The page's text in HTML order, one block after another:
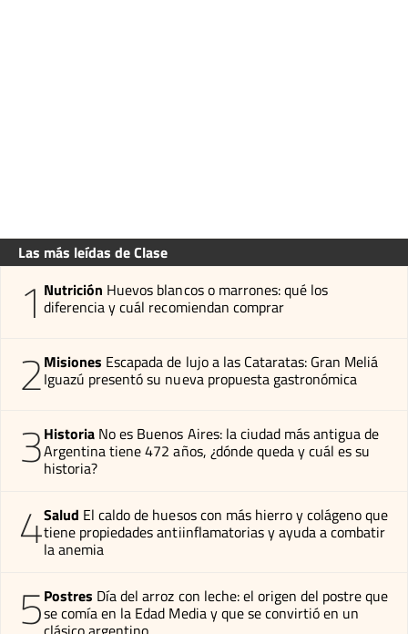
Las más leídas de Clase
1 Nutrición Huevos blancos o marrones: qué los
diferencia y cuál recomiendan comprar
2Misiones Escapada de lujo a las Cataratas: Gran Meliá
Iguazú presentó su nueva propuesta gastronómica
3Historia No es Buenos Aires: la ciudad más antigua de
Argentina tiene 472 años, ¿dónde queda y cuál es su
historia?
4Salud El caldo de huesos con más hierro y colágeno que
tiene propiedades antiinflamatorias y ayuda a combatir
la anemia
5Postres Día del arroz con leche: el origen del postre que
se comía en la Edad Media y que se convirtió en un